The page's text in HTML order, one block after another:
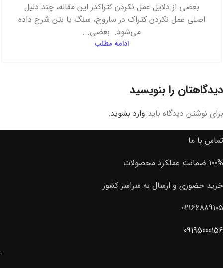
بعضی از دلایل عمل نکردن کتراکدر این مقاله، چند دلیل
اصلی عمل نکردن کتراک در ساروج، سنگ یا بتن شرح داده
می‌شود. بعضی...
ادامه مطلب
دیدگاهتان را بنویسید
برای نوشتن دیدگاه باید وارد بشوید.
تماس با ما
100% ضمانت عملکرد محصولات
خرید حضوری و ارسال به سراسر کشور
02166889105
09195000156